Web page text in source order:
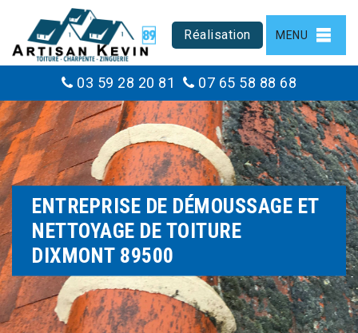
Réalisation MENU
03 59 28 20 81 07 65 58 88 68
ENTREPRISE DE DÉMOUSSAGE ET
NETTOYAGE DE TOITURE
DIXMONT 89500